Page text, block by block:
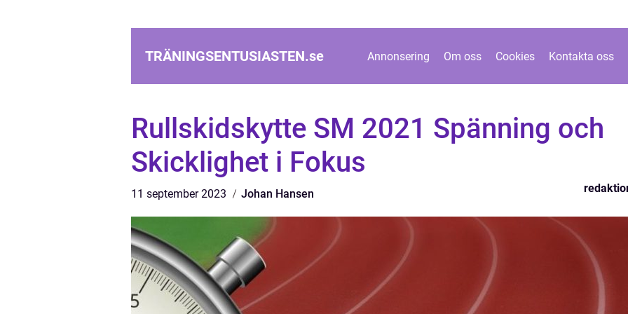
TRÄNINGSENTUSIASTEN.se Annonsering Om oss Cookies Kontakta oss
Rullskidskytte SM 2021 Spänning och
Skicklighet i Fokus
11 september 2023 Johan Hansen